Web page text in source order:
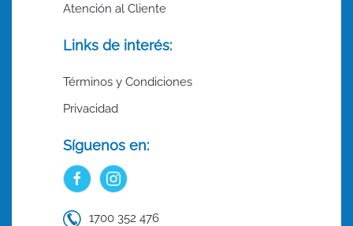
Atención al Cliente
Links de interés:
Términos y Condiciones
Privacidad
Síguenos en:
1700 352 476